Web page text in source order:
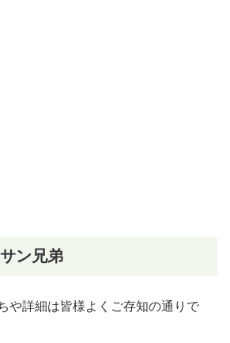
ン兄弟
や詳細は皆様よくご存知の通りで